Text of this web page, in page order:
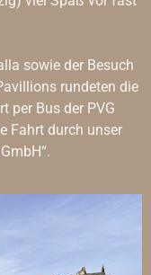
sowie der Besuch
rundeten die
per Bus der PVG
Fahrt durch unser